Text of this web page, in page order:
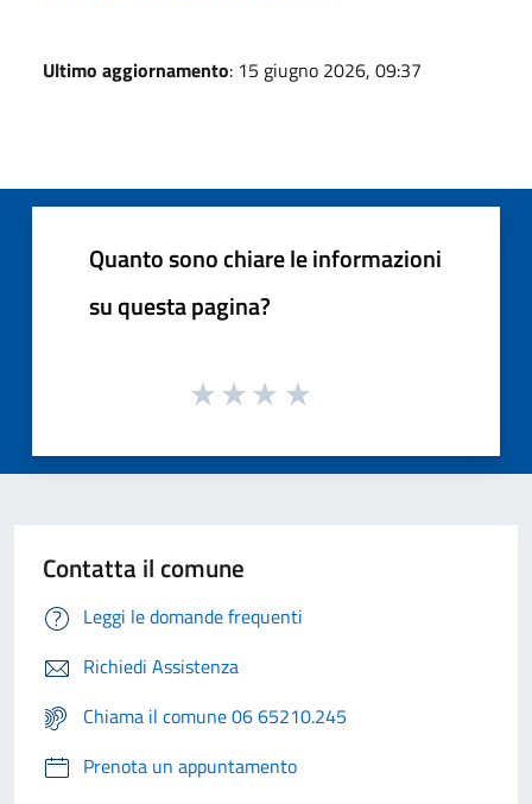
Ultimo aggiornamento: 15 giugno 2026, 09:37
Quanto sono chiare le informazioni
su questa pagina?
Contatta il comune
Leggi le domande frequenti
Richiedi Assistenza
Chiama il comune 06 65210.245
Prenota un appuntamento